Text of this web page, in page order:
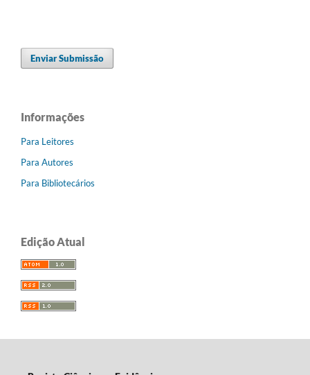
Enviar Submissão
Informações
Para Leitores
Para Autores
Para Bibliotecários
Edição Atual